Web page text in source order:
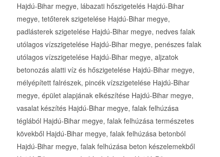
Hajdú-Bihar megye, lábazati hőszigetelés Hajdú-Bihar
megye, tetőterek szigetelése Hajdú-Bihar megye,
padlásterek szigetelése Hajdú-Bihar megye, nedves falak
utólagos vízszigetelése Hajdú-Bihar megye, penészes falak
utólagos vízszigetelése Hajdú-Bihar megye, aljzatok
betonozás alatti víz és hőszigetelése Hajdú-Bihar megye,
mélyépített falrészek, pincék vízszigetelése Hajdú-Bihar
megye, épület alapjának elkészítése Hajdú-Bihar megye,
vasalat készítés Hajdú-Bihar megye, falak felhúzása
téglából Hajdú-Bihar megye, falak felhúzása természetes
kövekből Hajdú-Bihar megye, falak felhúzása betonból
Hajdú-Bihar megye, falak felhúzása beton készelemekből